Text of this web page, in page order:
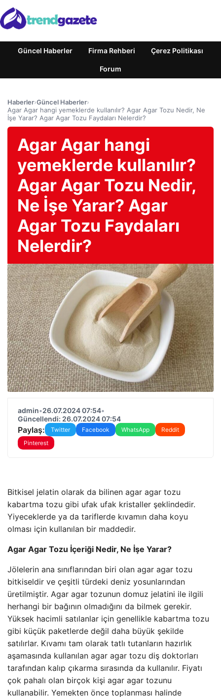
Güncel Haberler Firma Rehberi Çerez Politikası
Forum
Haberler›Güncel Haberler›
Agar Agar hangi yemeklerde kullanılır? Agar Agar Tozu Nedir, Ne
İşe Yarar? Agar Agar Tozu Faydaları Nelerdir?
Agar Agar hangi
yemeklerde kullanılır?
Agar Agar Tozu Nedir,
Ne İşe Yarar? Agar
Agar Tozu Faydaları
Nelerdir?
admin•26.07.2024 07:54•
Güncellendi: 26.07.2024 07:54
Paylaş: Twitter Facebook WhatsApp
Reddit
Pinterest
Bitkisel jelatin olarak da bilinen agar agar tozu
kabartma tozu gibi ufak ufak kristaller şeklindedir.
Yiyeceklerde ya da tariflerde kıvamın daha koyu
olması için kullanılan bir maddedir.
Agar Agar Tozu İçeriği Nedir, Ne İşe Yarar?
Jölelerin ana sınıflarından biri olan agar agar tozu
bitkiseldir ve çeşitli türdeki deniz yosunlarından
üretilmiştir. Agar agar tozunun domuz jelatini ile ilgili
herhangi bir bağının olmadığını da bilmek gerekir.
Yüksek hacimli satılanlar için genellikle kabartma tozu
gibi küçük paketlerde değil daha büyük şekilde
satılırlar. Kıvamı tam olarak tatlı tutanların hazırlık
aşamasında kullanılan agar agar tozu diş doktorları
tarafından kalıp çıkarma sırasında da kullanılır. Fiyatı
çok pahalı olan birçok kişi agar agar tozunu
kullanabilir. Yemekten önce toplanması halinde